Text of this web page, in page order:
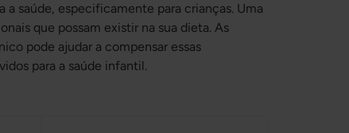
saúde, especificamente para crianças. Uma
que possam existir na sua dieta. As
pode ajudar a compensar essas
para a saúde infantil.